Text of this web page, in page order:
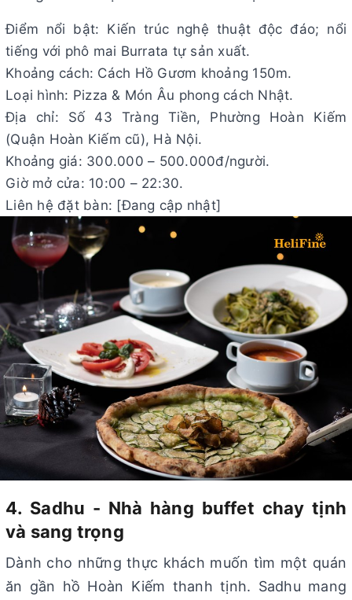
Điểm nổi bật: Kiến trúc nghệ thuật độc đáo; nổi
tiếng với phô mai Burrata tự sản xuất.
Khoảng cách: Cách Hồ Gươm khoảng 150m.
Loại hình: Pizza & Món Âu phong cách Nhật.
Địa chỉ: Số 43 Tràng Tiền, Phường Hoàn Kiếm
(Quận Hoàn Kiếm cũ), Hà Nội.
Khoảng giá: 300.000 – 500.000đ/người.
Giờ mở cửa: 10:00 – 22:30.
Liên hệ đặt bàn: [Đang cập nhật]
4. Sadhu - Nhà hàng buffet chay tịnh
và sang trọng
Dành cho những thực khách muốn tìm một quán
ăn gần hồ Hoàn Kiếm thanh tịnh. Sadhu mang